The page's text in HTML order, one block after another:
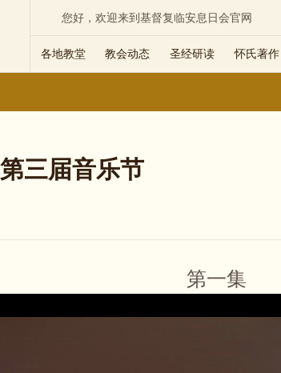
您好，欢迎来到基督复临安息日会官网
各地教堂 教会动态 圣经研读 怀氏著作
三届音乐节
第一集